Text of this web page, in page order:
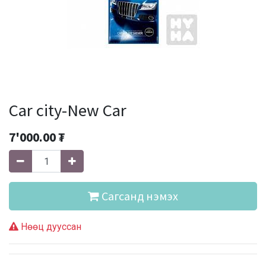
Car city-New Car
7'000.00₮
Сагсанд нэмэх
Нөөц дууссан